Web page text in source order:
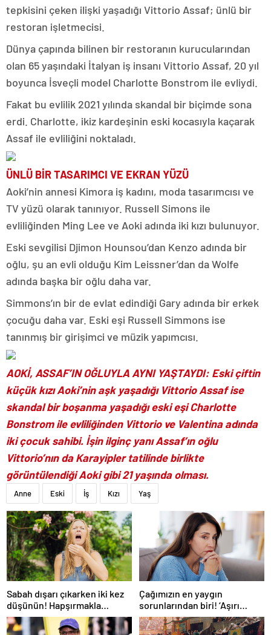
tepkisini çeken ilişki yaşadığı Vittorio Assaf; ünlü bir
restoran işletmecisi.
Dünya çapında bilinen bir restoranın kurucularından
olan 65 yaşındaki İtalyan iş insanı Vittorio Assaf, 20 yıl
boyunca İsveçli model Charlotte Bonstrom ile evliydi.
Fakat bu evlilik 2021 yılında skandal bir biçimde sona
erdi. Charlotte, ikiz kardeşinin eski kocasıyla kaçarak
Assaf ile evliliğini noktaladı.
ÜNLÜ BİR TASARIMCI VE EKRAN YÜZÜ
Aoki’nin annesi Kimora iş kadını, moda tasarımcısı ve
TV yüzü olarak tanınıyor. Russell Simons ile
evliliğinden Ming Lee ve Aoki adında iki kızı bulunuyor.
Eski sevgilisi Djimon Hounsou’dan Kenzo adında bir
oğlu, şu an evli olduğu Kim Leissner’dan da Wolfe
adında başka bir oğlu daha var.
Simmons’ın bir de evlat edindiği Gary adında bir erkek
çocuğu daha var. Eski eşi Russell Simmons ise
tanınmış bir girişimci ve müzik yapımcısı.
AOKİ, ASSAF’IN OĞLUYLA AYNI YAŞTAYDI: Eski çiftin
küçük kızı Aoki’nin aşk yaşadığı Vittorio Assaf ise
skandal bir boşanma yaşadığı eski eşi Charlotte
Bonstrom ile evliliğinden Vittorio ve Valentina adında
iki çocuk sahibi. İşin ilginç yanı Assaf’ın oğlu
Vittorio’nın da Karayipler tatilinde birlikte
görüntülendiği Aoki gibi 21 yaşında olması.
Anne Eski İş Kızı Yaş
Sabah dışarı çıkarken iki kez
düşünün! Hapşırmakla
başlayıp astıma
dönüşebiliyor
Çağımızın en yaygın
sorunlarından biri! ‘Aşırı
düşünmeyle başa çıkmak
mümkün’